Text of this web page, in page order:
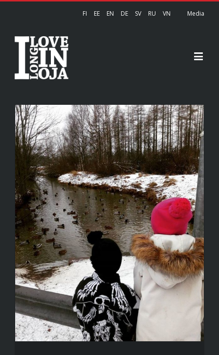
FI EE EN DE SV RU VN Media